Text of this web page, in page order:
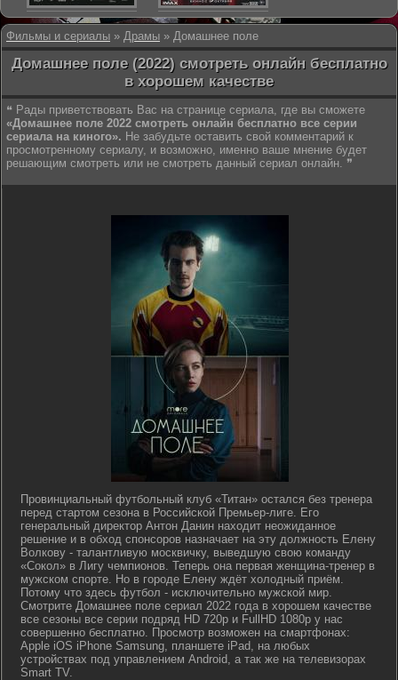
Фильмы и сериалы » Драмы » Домашнее поле
Домашнее поле (2022) смотреть онлайн бесплатно
в хорошем качестве
❝ Рады приветствовать Вас на странице сериала, где вы сможете
«Домашнее поле 2022 смотреть онлайн бесплатно все серии
сериала на киного». Не забудьте оставить свой комментарий к
просмотренному сериалу, и возможно, именно ваше мнение будет
решающим смотреть или не смотреть данный сериал онлайн. ❞
Провинциальный футбольный клуб «Титан» остался без тренера
перед стартом сезона в Российской Премьер-лиге. Его
генеральный директор Антон Данин находит неожиданное
решение и в обход спонсоров назначает на эту должность Елену
Волкову - талантливую москвичку, выведшую свою команду
«Сокол» в Лигу чемпионов. Теперь она первая женщина-тренер в
мужском спорте. Но в городе Елену ждёт холодный приём.
Потому что здесь футбол - исключительно мужской мир.
Смотрите Домашнее поле сериал 2022 года в хорошем качестве
все сезоны все серии подряд HD 720p и FullHD 1080p у нас
совершенно бесплатно. Просмотр возможен на смартфонах:
Apple iOS iPhone Samsung, планшете iPad, на любых
устройствах под управлением Android, а так же на телевизорах
Smart TV.